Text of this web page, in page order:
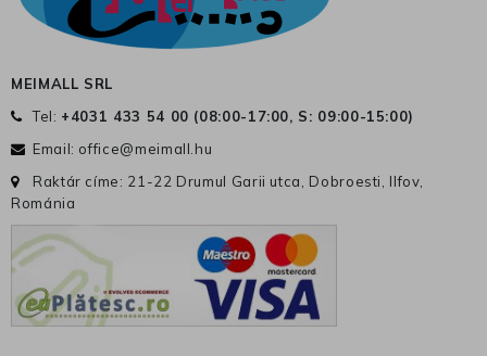
MEIMALL SRL
Tel: +4031 433 54 00 (08:00-17:00, S: 09:00-15:00)
Email: office@meimall.hu
Raktár címe: 21-22 Drumul Garii utca, Dobroesti, Ilfov,
Románia